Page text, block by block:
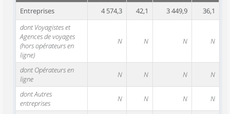
Entreprises
4 574,3 42,1 3 449,9
36,1
dont Voyagistes et
Agences de voyages
(hors opérateurs en
ligne)
N N N N
dont Opérateurs en
ligne
N N N N
dont Autres
entreprises
N N N N